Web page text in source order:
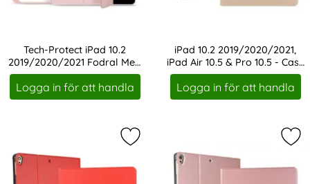
Tech-Protect iPad 10.2
2019/2020/2021 Fodral Med
Pennhållare Rosa
Art. nr 208081
Logga in för att handla
iPad 10.2 2019/2020/2021,
iPad Air 10.5 & Pro 10.5 - Case
Stand Fodral - Guld
Art. nr 1159
Logga in för att handla
Markera iPad 10.2 2019/2020/